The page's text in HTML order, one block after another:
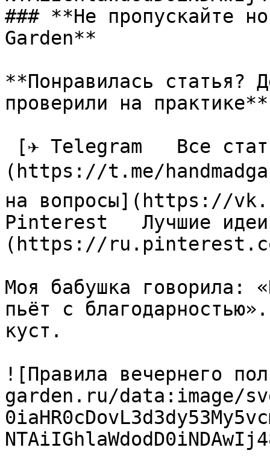
### **Не пропускайте
Garden**
**Понравилась статья?
проверили на практике**
(https://t.me/
на вопросы](https://
Pinterest   Лучшие
(https://
Моя бабушка говорила:
пьёт с
куст.
![Правила вечернего
garden.ru/data:image/